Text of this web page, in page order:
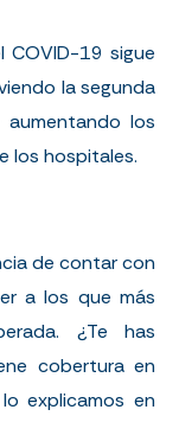
COVID-19 sigue
la segunda
los
los hospitales.
de contar con
a los que más
¿Te has
cobertura en
explicamos en